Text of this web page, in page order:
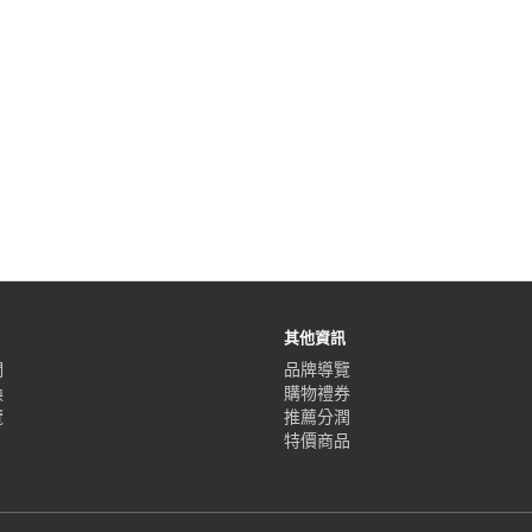
其他資訊
品牌導覽
購物禮券
推薦分潤
特價商品